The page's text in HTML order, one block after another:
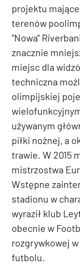
projektu
terenów
"Nowa"
znacznie
miejsc dla
techniczna
olimpijskiej
używanym
piłki nożnej, a
trawie. W 2015
mistrzostwa
Wstępne
stadionu w
wyraził klub
obecnie w
rozgrywkowej
futbolu.